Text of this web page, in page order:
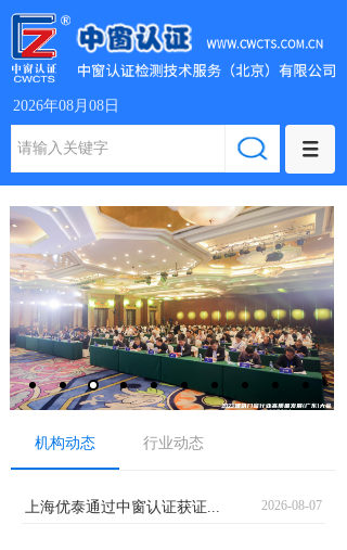
2026年08月08日
机构动态 行业动态
上海优泰通过中窗认证获证... 2026-08-07